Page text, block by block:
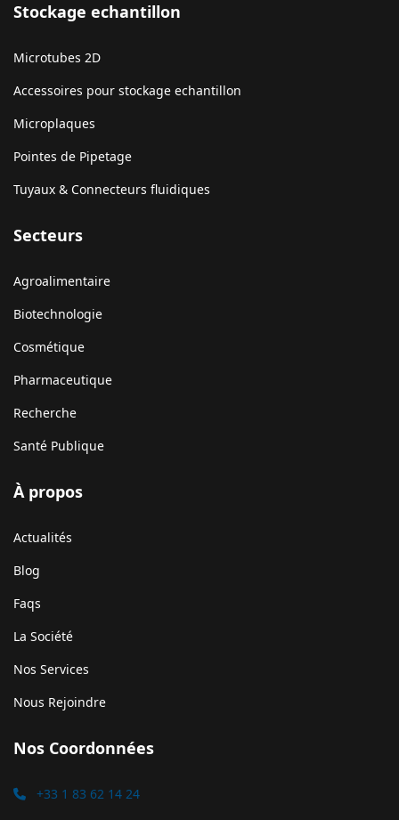
Stockage echantillon
Microtubes 2D
Accessoires pour stockage echantillon
Microplaques
Pointes de Pipetage
Tuyaux & Connecteurs fluidiques
Secteurs
Agroalimentaire
Biotechnologie
Cosmétique
Pharmaceutique
Recherche
Santé Publique
À propos
Actualités
Blog
Faqs
La Société
Nos Services
Nous Rejoindre
Nos Coordonnées
+33 1 83 62 14 24